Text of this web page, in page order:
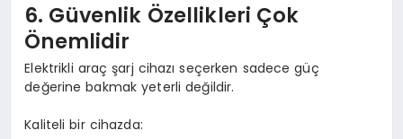
6. Güvenlik Özellikleri Çok
Önemlidir
Elektrikli araç şarj cihazı seçerken sadece güç
değerine bakmak yeterli değildir.
Kaliteli bir cihazda: